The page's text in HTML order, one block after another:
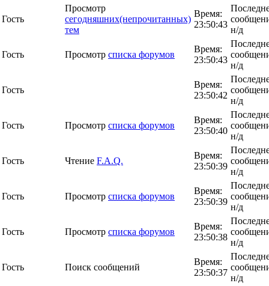
Гость
Просмотр
сегодняшних(непрочитанных)
тем
Время:
23:50:43
н/д
Гость Просмотр списка форумов
Время:
23:50:43
н/д
Гость
Время:
23:50:42
н/д
Гость Просмотр списка форумов
Время:
23:50:40
н/д
Гость Чтение F.A.Q.
Время:
23:50:39
н/д
Гость Просмотр списка форумов
Время:
23:50:39
н/д
Гость Просмотр списка форумов
Время:
23:50:38
н/д
Гость Поиск сообщений
Время:
23:50:37
н/д